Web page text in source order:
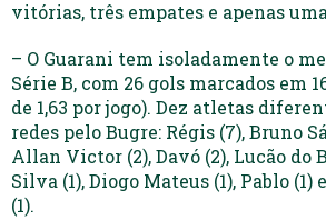
vitórias, três empates e apenas
– O Guarani tem isoladamente o
Série B, com 26 gols marcados em
de 1,63 por jogo). Dez atletas
redes pelo Bugre: Régis (7), Bruno
Allan Victor (2), Davó (2), Lucão do
Silva (1), Diogo Mateus (1), Pablo
(1).